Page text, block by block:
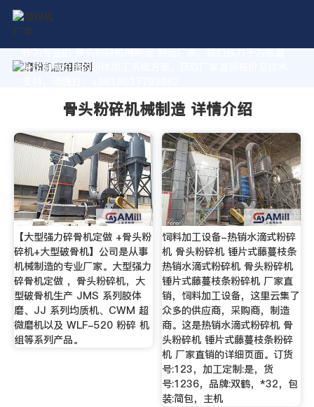
作为专业的 骨头粉碎机械制造 制造厂家，我们致力于为您量
身定制高价值的粉体加工系统方案。获取厂家直销报价及技术
骨头粉碎机械制造 详情介绍
【大型强力碎骨机定做 +骨头粉
碎机+大型破骨机】公司是从事
机械制造的专业厂家。大型强力
碎骨机定做 ，骨头粉碎机，大
型破骨机生产 JMS 系列胶体
磨、JJ 系列均质机、CWM 超
微磨机以及 WLF-520 粉碎 机
组等系列产品。
饲料加工设备-热销水滴式粉碎
机 骨头粉碎机 锤片式藤蔓枝条
热销水滴式粉碎机 骨头粉碎机
锤片式藤蔓枝条粉碎机 厂家直
销，饲料加工设备，这里云集了
众多的供应商，采购商，制造
商。这是热销水滴式粉碎机 骨
头粉碎机 锤片式藤蔓枝条粉碎
机 厂家直销的详细页面。订货
号:123，加工定制:是，货
号:1236，品牌:双鹤，*32，包
装:简包，主机